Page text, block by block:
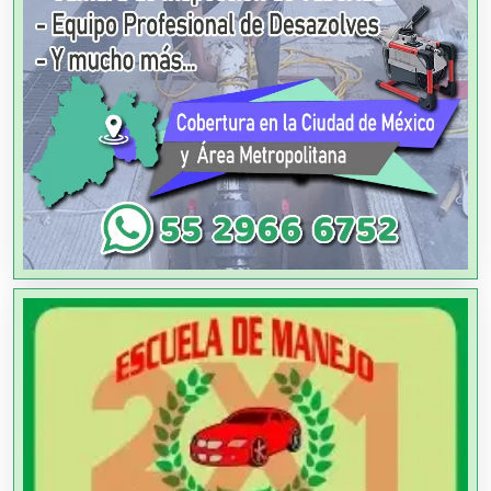
Alarmas
Albercas
Alimentos
Almacenaje
Alquiler de Autos